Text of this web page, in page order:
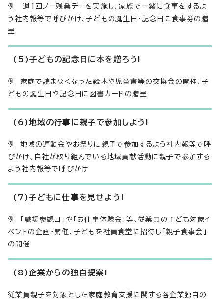
例 週1回ノー残業デーを実施し、家族で一緒に食事をするよ
う社内報等で呼びかけ、子どもの誕生日・記念日に食事券の贈
呈
(5)子どもの記念日に本を贈ろう!
例 家庭で読まなくなった絵本や児童書等の交換会の開催、子
どもの誕生日や記念日に図書カードの贈呈
(6)地域の行事に親子で参加しよう!
例 地域の運動会やお祭りに親子で参加するよう社内報等で呼
びかけ、自社が取り組んでいる地域貢献活動に親子で参加する
よう社内報等で呼びかけ
(7)子どもに仕事を見せよう!
例 「職場参観日」や「お仕事体験会」等、従業員の子ども対象イ
ベントの企画・開催、子どもを社員食堂に招待し「親子食事会」
の開催
(8)企業からの独自提案!
従業員親子を対象とした家庭教育支援に関する各企業独自の